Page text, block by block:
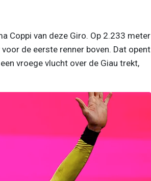
Coppi van deze Giro. Op 2.233 meter
de eerste renner boven. Dat opent
vroege vlucht over de Giau trekt,